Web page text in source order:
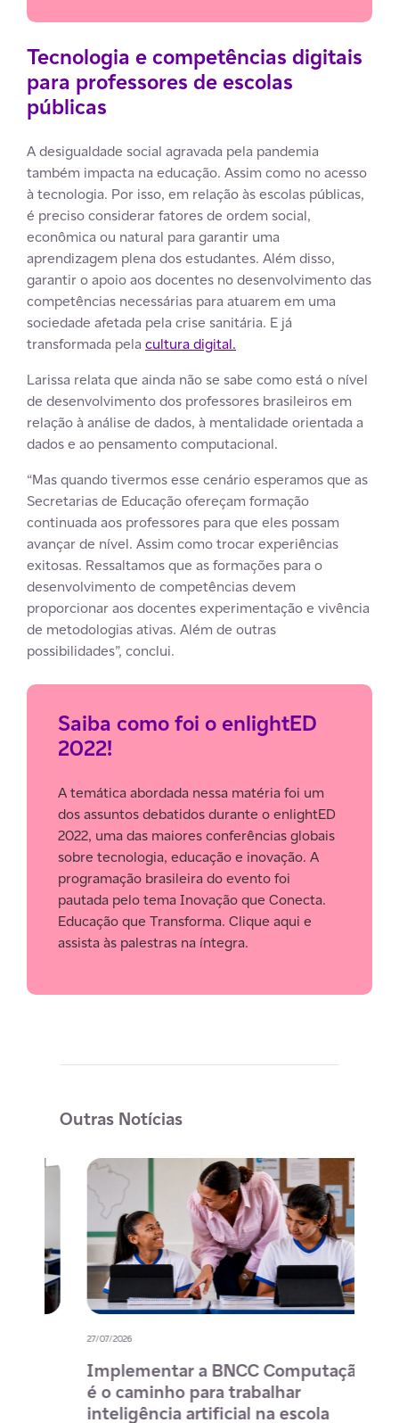
Tecnologia e competências digitais
para professores de escolas
públicas
A desigualdade social agravada pela pandemia
também impacta na educação. Assim como no acesso
à tecnologia. Por isso, em relação às escolas públicas,
é preciso considerar fatores de ordem social,
econômica ou natural para garantir uma
aprendizagem plena dos estudantes. Além disso,
garantir o apoio aos docentes no desenvolvimento das
competências necessárias para atuarem em uma
sociedade afetada pela crise sanitária. E já
transformada pela cultura digital.
Larissa relata que ainda não se sabe como está o nível
de desenvolvimento dos professores brasileiros em
relação à análise de dados, à mentalidade orientada a
dados e ao pensamento computacional.
“Mas quando tivermos esse cenário esperamos que as
Secretarias de Educação ofereçam formação
continuada aos professores para que eles possam
avançar de nível. Assim como trocar experiências
exitosas. Ressaltamos que as formações para o
desenvolvimento de competências devem
proporcionar aos docentes experimentação e vivência
de metodologias ativas. Além de outras
possibilidades”, conclui.
Saiba como foi o enlightED
2022!
A temática abordada nessa matéria foi um
dos assuntos debatidos durante o enlightED
2022, uma das maiores conferências globais
sobre tecnologia, educação e inovação. A
programação brasileira do evento foi
pautada pelo tema Inovação que Conecta.
Educação que Transforma. Clique aqui e
assista às palestras na íntegra.
Outras Notícias
27/07/2026
Implementar a BNCC Computação
é o caminho para trabalhar
inteligência artificial na escola